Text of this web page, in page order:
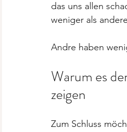
das uns allen
weniger als
Andre haben
Warum es
zeigen
Zum Schluss